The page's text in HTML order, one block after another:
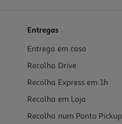
Entregas
Entrega em casa
Recolha Drive
Recolha Express em 1h
Recolha em Loja
Recolha num Ponto Pickup